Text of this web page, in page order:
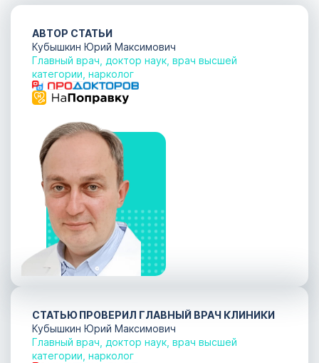
АВТОР СТАТЬИ
Кубышкин Юрий Максимович
Главный врач, доктор наук, врач высшей
категории, нарколог
СТАТЬЮ ПРОВЕРИЛ ГЛАВНЫЙ ВРАЧ КЛИНИКИ
Кубышкин Юрий Максимович
Главный врач, доктор наук, врач высшей
категории, нарколог